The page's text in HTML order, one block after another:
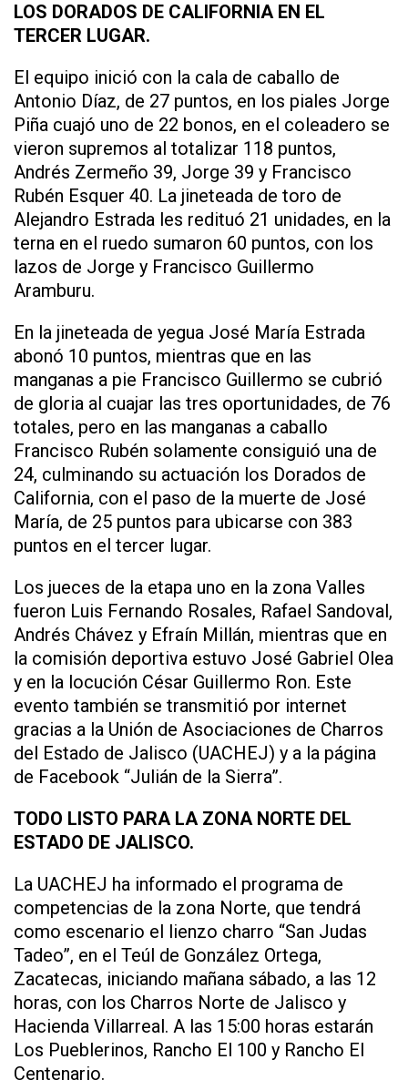
LOS DORADOS DE CALIFORNIA EN EL
TERCER LUGAR.
El equipo inició con la cala de caballo de
Antonio Díaz, de 27 puntos, en los piales Jorge
Piña cuajó uno de 22 bonos, en el coleadero se
vieron supremos al totalizar 118 puntos,
Andrés Zermeño 39, Jorge 39 y Francisco
Rubén Esquer 40. La jineteada de toro de
Alejandro Estrada les redituó 21 unidades, en la
terna en el ruedo sumaron 60 puntos, con los
lazos de Jorge y Francisco Guillermo
Aramburu.
En la jineteada de yegua José María Estrada
abonó 10 puntos, mientras que en las
manganas a pie Francisco Guillermo se cubrió
de gloria al cuajar las tres oportunidades, de 76
totales, pero en las manganas a caballo
Francisco Rubén solamente consiguió una de
24, culminando su actuación los Dorados de
California, con el paso de la muerte de José
María, de 25 puntos para ubicarse con 383
puntos en el tercer lugar.
Los jueces de la etapa uno en la zona Valles
fueron Luis Fernando Rosales, Rafael Sandoval,
Andrés Chávez y Efraín Millán, mientras que en
la comisión deportiva estuvo José Gabriel Olea
y en la locución César Guillermo Ron. Este
evento también se transmitió por internet
gracias a la Unión de Asociaciones de Charros
del Estado de Jalisco (UACHEJ) y a la página
de Facebook “Julián de la Sierra”.
TODO LISTO PARA LA ZONA NORTE DEL
ESTADO DE JALISCO.
La UACHEJ ha informado el programa de
competencias de la zona Norte, que tendrá
como escenario el lienzo charro “San Judas
Tadeo”, en el Teúl de González Ortega,
Zacatecas, iniciando mañana sábado, a las 12
horas, con los Charros Norte de Jalisco y
Hacienda Villarreal. A las 15:00 horas estarán
Los Pueblerinos, Rancho El 100 y Rancho El
Centenario.